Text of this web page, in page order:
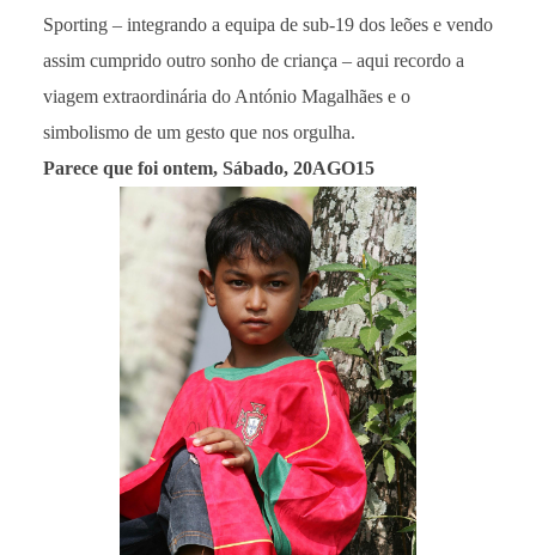
Sporting – integrando a equipa de sub-19 dos leões e vendo
assim cumprido outro sonho de criança – aqui recordo a
viagem extraordinária do António Magalhães e o
simbolismo de um gesto que nos orgulha.
Parece que foi ontem, Sábado, 20AGO15